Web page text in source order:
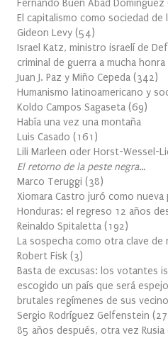
Fernando Buen Abad Domínguez
El capitalismo como sociedad de
Gideon Levy (54)
Israel Katz, ministro israelí de
criminal de guerra a mucha honra
Juan J. Paz y Miño Cepeda (342)
Humanismo latinoamericano y
Koldo Campos Sagaseta (69)
Había una vez una montaña
Luis Casado (161 )
Lili Marleen oder Horst-Wessel-
El retorno de la peste negra…
Marco Teruggi (38)
Xiomara Castro juró como nueva
Honduras: el regreso 12 años
Reinaldo Spitaletta (192)
La sospecha como otra clave de
Robert Fisk (3)
Basta de excusas: los votantes
escogido un país que será
brutales regímenes de sus
Sergio Rodríguez Gelfenstein (
85 años después, otra vez Rusia